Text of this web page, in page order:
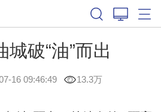
破“油”而出
16 09:46:49 13.3万